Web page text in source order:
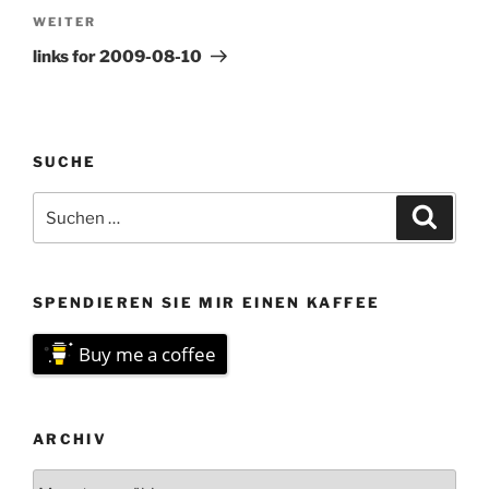
Nächster
Beitrag
WEITER
links for 2009-08-10
SUCHE
nach:
SPENDIEREN SIE MIR EINEN KAFFEE
Buy me a coffee
ARCHIV